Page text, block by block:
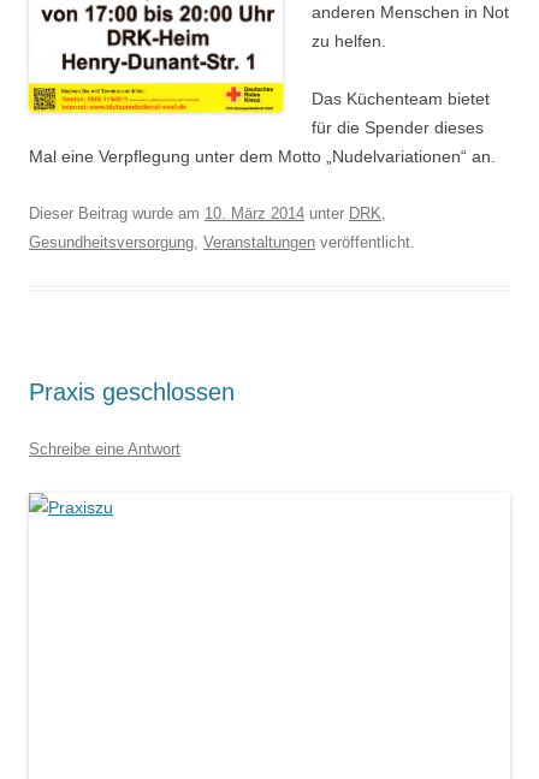
anderen Menschen in Not
zu helfen.
Das Küchenteam bietet
für die Spender dieses
Mal eine Verpflegung unter dem Motto „Nudelvariationen“ an.
Dieser Beitrag wurde am 10. März 2014 unter DRK
Gesundheitsversorgung Veranstaltungen veröffentlicht.
Praxis geschlossen
Schreibe eine Antwort